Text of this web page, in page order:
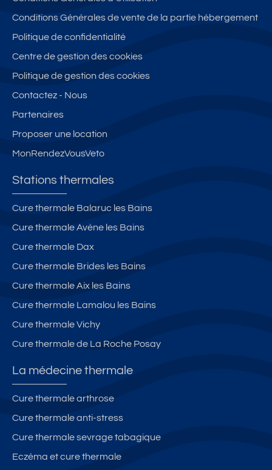
Conditions Générales de vente de la partie hébergement
Politique de confidentialité
Centre de gestion des cookies
Politique de gestion des cookies
Contactez - Nous
Partenaires
Proposer une location
MonRendezVousVeto
Stations thermales
Cure thermale Balaruc les Bains
Cure thermale Avène les Bains
Cure thermale Dax
Cure thermale Brides les Bains
Cure thermale Aix les Bains
Cure thermale Lamalou les Bains
Cure thermale Vichy
Cure thermale de La Roche Posay
La médecine thermale
Cure thermale arthrose
Cure thermale anti-stress
Cure thermale sevrage tabagique
Eczéma et cure thermale